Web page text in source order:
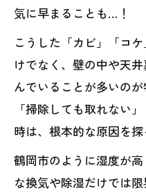
気に早まることも…！
こうした「カビ」「コ
けでなく、壁の中や天
んでいることが多いのが
「掃除しても取れない
時は、根本的な原因を探
鶴岡市のように湿度が
な換気や除湿だけでは限